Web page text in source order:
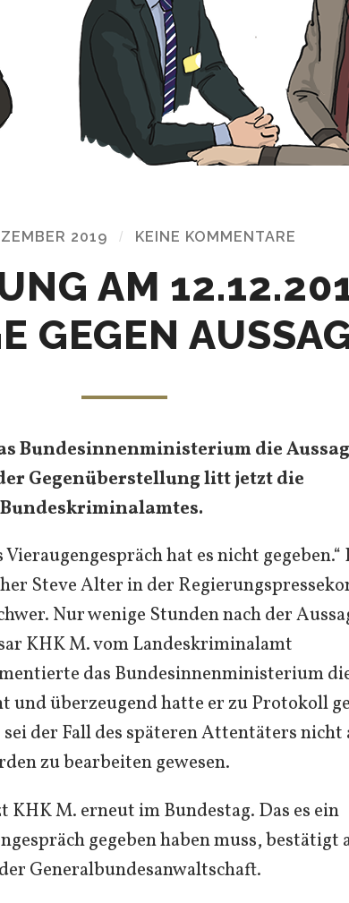
2019 / KEINE KOMMENTARE
AM
GEGEN
Bundesinnenministerium die
Gegenüberstellung litt jetzt die
hat es nicht gegeben.“
Steve Alter in der
Nur wenige Stunden nach der
KHK M. vom Landeskriminalamt
das Bundesinnenministerium
und überzeugend hatte er zu Protokoll
sei der Fall des späteren Attentäters
zu bearbeiten gewesen.
KHK M. erneut im Bundestag. Das es ein
gegeben haben muss, bestätigt
Generalbundesanwaltschaft.